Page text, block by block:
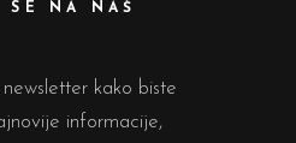
SE NA NAŠ
kako biste
informacije,